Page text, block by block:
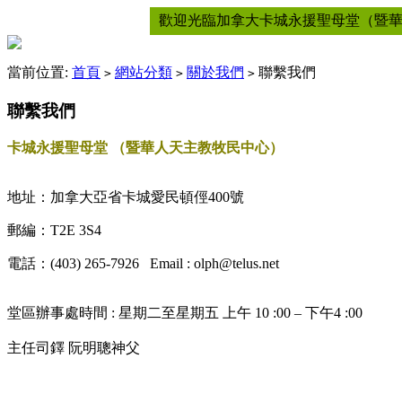
歡迎光臨加拿大卡城永援聖母堂（暨
當前位置: 首頁 > 網站分類 > 關於我們 > 聯繫我們
聯繫我們
卡城永援聖母堂 （暨華人天主教牧民中心）
地址：加拿大亞省卡城愛民頓俓400號
郵編：T2E 3S4
電話：(403) 265-7926 Email : olph@telus.net
堂區辦事處時間 : 星期二至星期五 上午 10 :00 – 下午4 :00
主任司鐸 阮明聰神父